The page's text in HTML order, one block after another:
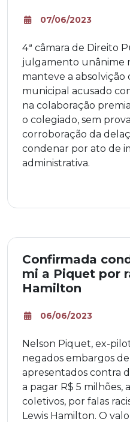
07/06/2023
4ª câmara de Direito
julgamento unânime
manteve a absolvição
municipal acusado
na colaboração
o colegiado, sem
corroboração da
condenar por ato de
administrativa.
Confirmada
mi a Piquet por
Hamilton
06/06/2023
Nelson Piquet, ex-
negados embargos
apresentados contra
a pagar R$ 5 milhões,
coletivos, por falas
Lewis Hamilton. O